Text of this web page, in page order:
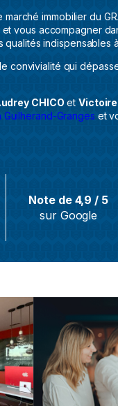
immobilier du
vous accompagner
indispensables
convivialité qui
CHICO etVictoire
Guilherand-Granges et
Note de 4,9 / 5
sur Google